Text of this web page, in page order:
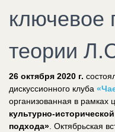
ключевое
теории
26 октября 2020 г.
дискуссионного клуба
организованная в рамках
культурно-
подхода». Октябрьская